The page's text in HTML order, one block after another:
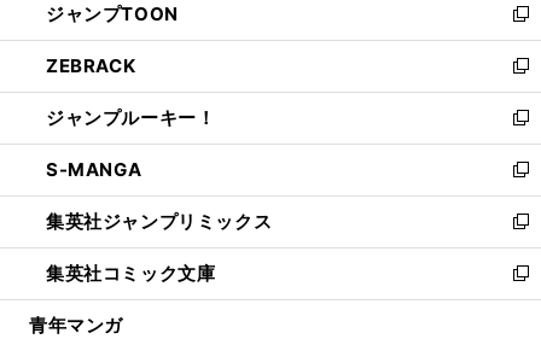
く
で
開
く
ド
ウ
で
開
く
ィ
ン
ド
ウ
で
開
く
い
ウ
ィ
ン
ド
ウ
で
開
く
ジャンプTOON
新
し
い
ウ
ィ
ン
ド
ウ
で
開
く
ZEBRACK
新
し
い
ウ
ィ
ン
ド
ウ
で
開
ジャンプルーキー！
新
し
い
ウ
ィ
ン
ド
ウ
S-MANGA
新
し
い
ウ
ィ
ン
集英社ジャンプリミックス
新
し
い
ウ
集英社コミック文庫
新
し
青年マンガ